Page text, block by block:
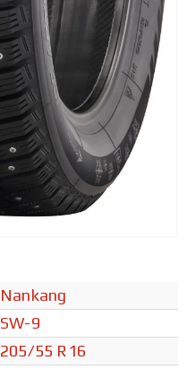
Nankang
SW-9
205/55 R16